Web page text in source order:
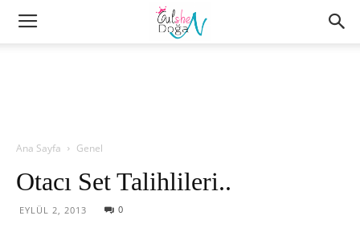
Ana Sayfa Genel
Otacı Set Talihlileri..
EYLÜL 2, 2013 0